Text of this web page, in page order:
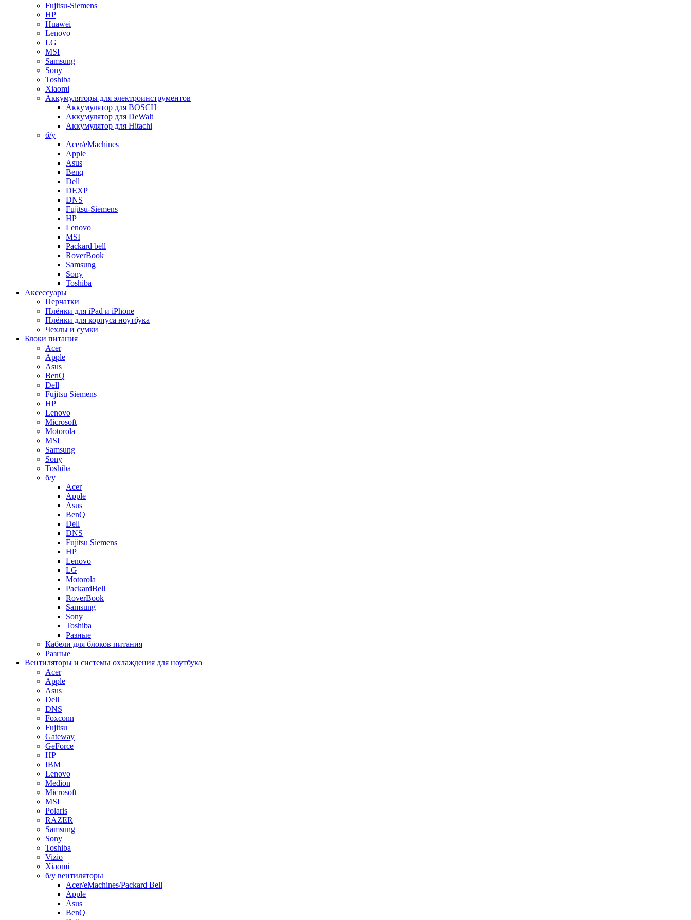
Fujitsu-Siemens
HP
Huawei
Lenovo
LG
MSI
Samsung
Sony
Toshiba
Xiaomi
Аккумуляторы для электроинструментов
Аккумулятор для BOSCH
Аккумулятор для DeWalt
Аккумулятор для Hitachi
б/у
Acer/eMachines
Apple
Asus
Benq
Dell
DEXP
DNS
Fujitsu-Siemens
HP
Lenovo
MSI
Packard bell
RoverBook
Samsung
Sony
Toshiba
Аксессуары
Перчатки
Плёнки для iPad и iPhone
Плёнки для корпуса ноутбука
Чехлы и сумки
Блоки питания
Acer
Apple
Asus
BenQ
Dell
Fujitsu Siemens
HP
Lenovo
Microsoft
Motorola
MSI
Samsung
Sony
Toshiba
б/у
Acer
Apple
Asus
BenQ
Dell
DNS
Fujitsu Siemens
HP
Lenovo
LG
Motorola
PackardBell
RoverBook
Samsung
Sony
Toshiba
Разные
Кабели для блоков питания
Разные
Вентиляторы и системы охлаждения для ноутбука
Acer
Apple
Asus
Dell
DNS
Foxconn
Fujitsu
Gateway
GeForce
HP
IBM
Lenovo
Medion
Microsoft
MSI
Polaris
RAZER
Samsung
Sony
Toshiba
Vizio
Xiaomi
б/у вентиляторы
Acer/eMachines/Packard Bell
Apple
Asus
BenQ